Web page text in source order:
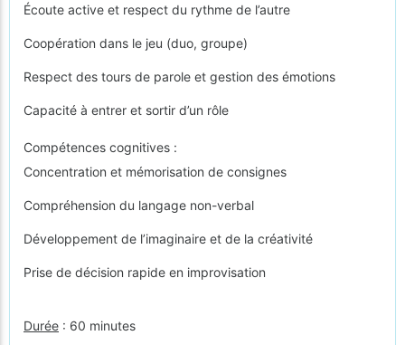
Écoute active et respect du rythme de l’autre
Coopération dans le jeu (duo, groupe)
Respect des tours de parole et gestion des émotions
Capacité à entrer et sortir d’un rôle
Compétences cognitives :
Concentration et mémorisation de consignes
Compréhension du langage non-verbal
Développement de l’imaginaire et de la créativité
Prise de décision rapide en improvisation
Durée : 60 minutes